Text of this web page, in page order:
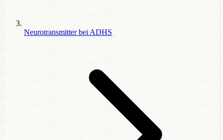
Neurotransmitter bei ADHS